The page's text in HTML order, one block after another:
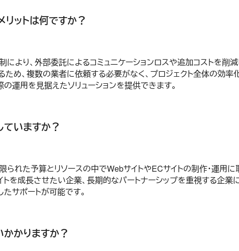
ットは何ですか？
より、外部委託によるコミュニケーションロスや追加コストを削
ため、複数の業者に依頼する必要がなく、プロジェクト全体の効
運用を見据えたソリューションを提供できます。
いますか？
れた予算とリソースの中でWebサイトやECサイトの制作・運用
トを成長させたい企業、長期的なパートナーシップを重視する企
サポートが可能です。
かりますか？